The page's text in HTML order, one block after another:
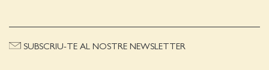
SUBSCRIU-TE AL NOSTRE NEWSLETTER